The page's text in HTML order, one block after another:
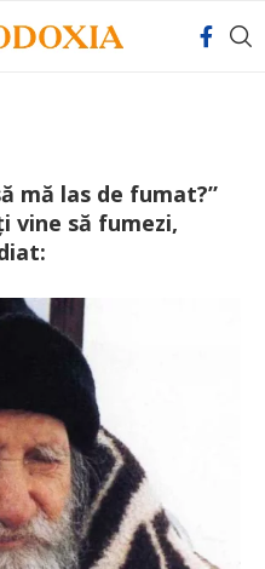
mă las de fumat?”
vine să fumezi,